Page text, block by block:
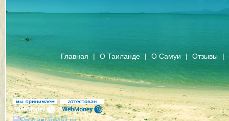
Главная | О Таиланде | О Самуи | Отзывы |